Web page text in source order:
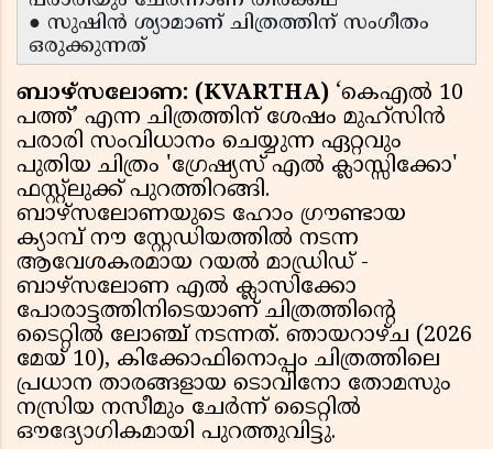
● സുഷിൻ ശ്യാമാണ് ചിത്രത്തിന് സംഗീതം
ഒരുക്കുന്നത്
ബാഴ്സലോണ: (KVARTHA) ‘കെഎൽ 10
പത്ത്’ എന്ന ചിത്രത്തിന് ശേഷം മുഹ്‌സിൻ
പരാരി സംവിധാനം ചെയ്യുന്ന ഏറ്റവും
പുതിയ ചിത്രം 'ഗ്രേഷ്യസ് എൽ ക്ലാസ്സിക്കോ'
ഫസ്റ്റ്ലുക്ക് പുറത്തിറങ്ങി.
ബാഴ്സലോണയുടെ ഹോം ഗ്രൗണ്ടായ
ക്യാമ്പ് നൗ സ്റ്റേഡിയത്തിൽ നടന്ന
ആവേശകരമായ റയൽ മാഡ്രിഡ് -
ബാഴ്സലോണ എൽ ക്ലാസിക്കോ
പോരാട്ടത്തിനിടെയാണ് ചിത്രത്തിൻ്റെ
ടൈറ്റിൽ ലോഞ്ച് നടന്നത്. ഞായറാഴ്ച (2026
മേയ് 10), കിക്കോഫിനൊപ്പം ചിത്രത്തിലെ
പ്രധാന താരങ്ങളായ ടൊവിനോ തോമസും
നസ്രിയ നസീമും ചേർന്ന് ടൈറ്റിൽ
ഔദ്യോഗികമായി പുറത്തുവിട്ടു.